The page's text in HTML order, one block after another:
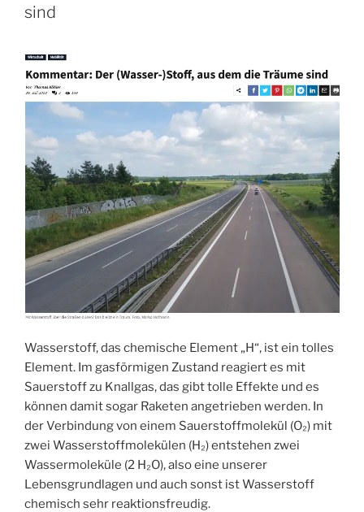
sind
Wasserstoff, das chemische Element „H“, ist ein tolles
Element. Im gasförmigen Zustand reagiert es mit
Sauerstoff zu Knallgas, das gibt tolle Effekte und es
können damit sogar Raketen angetrieben werden. In
der Verbindung von einem Sauerstoffmolekül (O₂) mit
zwei Wasserstoffmolekülen (H₂) entstehen zwei
Wassermoleküle (2 H₂O), also eine unserer
Lebensgrundlagen und auch sonst ist Wasserstoff
chemisch sehr reaktionsfreudig.